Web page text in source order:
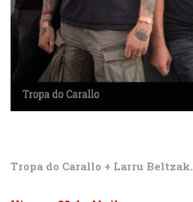
Tropa do Carallo + Larru Beltzak.